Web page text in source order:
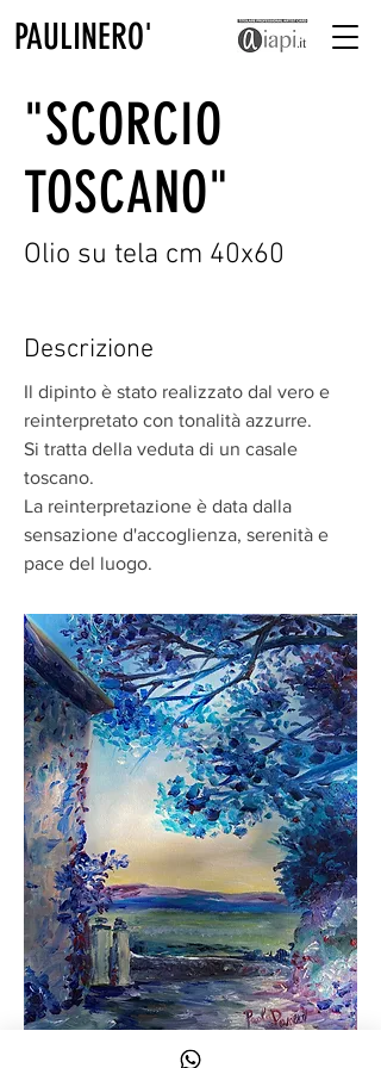
PAULINERO'
"SCORCIO
TOSCANO"
Olio su tela cm 40x60
Descrizione
Il dipinto è stato realizzato dal vero e
reinterpretato con tonalità azzurre.
Si tratta della veduta di un casale
toscano.
La reinterpretazione è data dalla
sensazione d'accoglienza, serenità e
pace del luogo.